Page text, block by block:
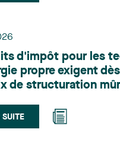
associée au sein du
sur le droit de
Elle conseille et
et privée dans le
les
l’obtention
l’application et la
d’urbanisme, ainsi que
d'impôt pour les
propre exigent
de structuration
SUITE